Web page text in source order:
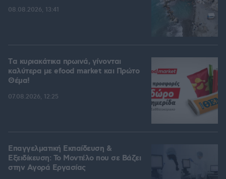
08.08.2026, 13:41
Tα κυριακάτικα πρωινά, γίνονται
καλύτερα με efood market και Πρώτο
Θέμα!
07.08.2026, 12:25
Επαγγελματική Εκπαίδευση &
Εξειδίκευση: Το Mοντέλο που σε Bάζει
στην Aγορά Eργασίας